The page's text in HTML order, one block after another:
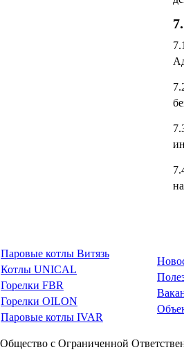
Паровые котлы Витязь
Котлы UNICAL
Горелки FBR
Горелки OILON
Паровые котлы IVAR
Общество с Ограниченной